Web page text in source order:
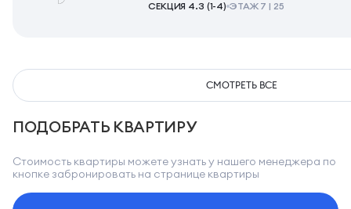
СМОТРЕТЬ ВСЕ
СЕКЦИЯ 4.3 (1-4) ЭТАЖ 7 | 25
ПОДОБРАТЬ КВАРТИРУ
Стоимость квартиры можете узнать у нашего менеджера по
кнопке забронировать на странице квартиры